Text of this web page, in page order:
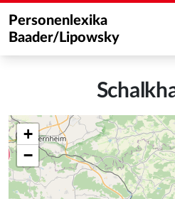
Personenlexika
Baader/Lipowsky
+
−